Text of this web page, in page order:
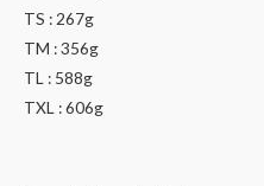
TS : 267g
TM : 356g
TL : 588g
TXL : 606g